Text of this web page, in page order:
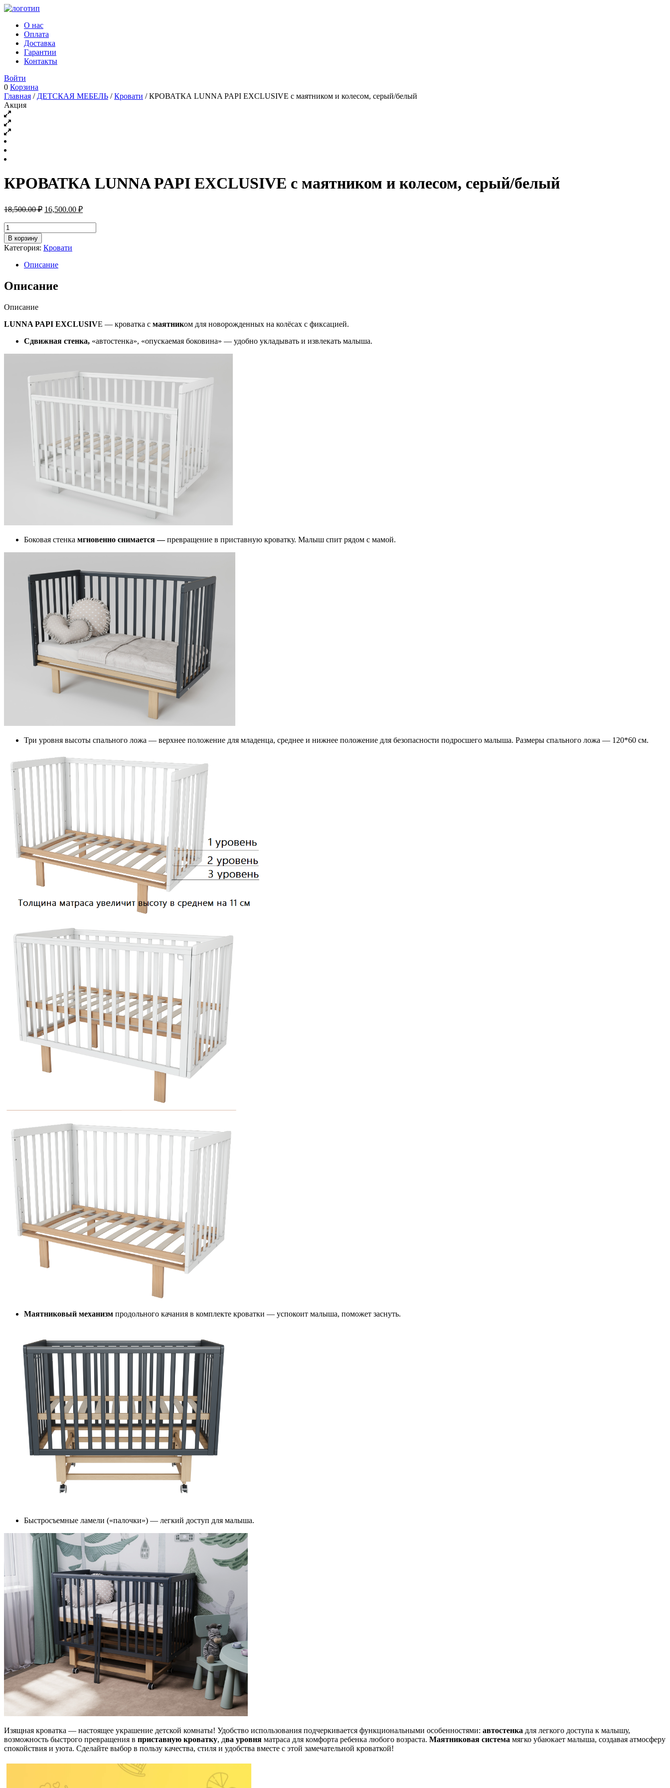
О нас
Оплата
Доставка
Гарантии
Контакты
Войти
0 Корзина
Главная / ДЕТСКАЯ МЕБЕЛЬ /Кровати / КРОВАТКА LUNNA PAPI EXCLUSIVE с маятником и колесом, серый/белый
Акция
КРОВАТКА LUNNA PAPI EXCLUSIVE с маятником и колесом, серый/белый
18,500.00₽ Первоначальная
составляла
18,500.00 ₽.
16,500.00 ₽Текущая
Количество
товара
КРОВАТКА
LUNNA
PAPI
EXCLUSIVE
с
маятником
колесом,
белый
В корзину
Категория: Кровати
Описание
Описание
Описание
LUNNA PAPI EXCLUSIVE — кроватка с маятником для новорожденных на колёсах с фиксацией.
Сдвижная стенка, «автостенка», «опускаемая боковина» — удобно укладывать и извлекать малыша.
Боковая стенка мгновенно снимается —превращение в приставную кроватку. Малыш спит рядом с мамой.
Три уровня высоты спального ложа — верхнее положение для младенца, среднее и нижнее положение для безопасности подросшего малыша. Размеры спального ложа — 120*60 см.
Маятниковый механизм продольного качания в комплекте кроватки — успокоит малыша, поможет заснуть.
Быстросъемные ламели («палочки») — легкий доступ для малыша.
Изящная кроватка — настоящее украшение детской комнаты! Удобство использования подчеркивается функциональными особенностями: автостенка для легкого доступа к малышу,
возможность быстрого превращения в приставную кроватку, два уровня матраса для комфорта ребенка любого возраста. Маятниковая система мягко убаюкает малыша, создавая атмосферу
спокойствия и уюта. Сделайте выбор в пользу качества, стиля и удобства вместе с этой замечательной кроваткой!